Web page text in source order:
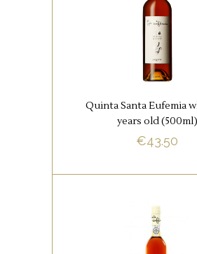
Tonen van karamel,
caké,
marsepein,
kazen die hoog op
BUY NOW
Quinta Santa Eufemia
years old (500ml)
€43.50
FAVORIETEN